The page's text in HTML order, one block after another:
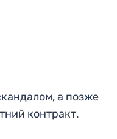
а позже
контракт.